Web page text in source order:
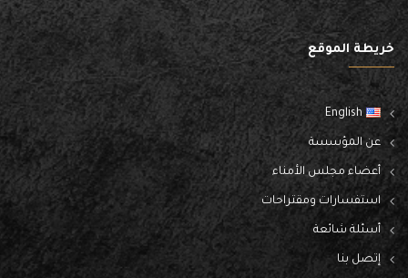
خريطة الموقع
English
عن المؤسسة
أعضاء مجلس الأمناء
استفسارات ومقتراحات
أسئلة شائعة
إتصل بنا